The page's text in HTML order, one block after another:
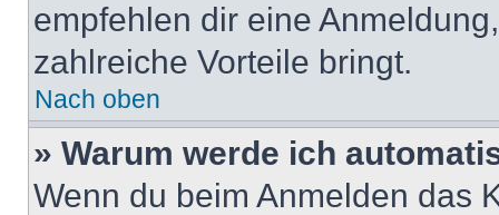
empfehlen dir eine
zahlreiche Vorteile bringt.
Nach oben
» Warum werde ich
Wenn du beim Anmelden das